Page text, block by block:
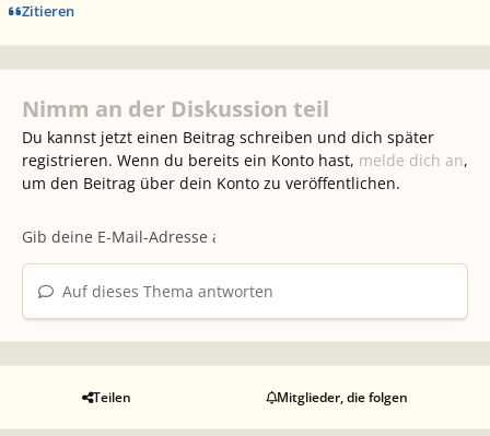
Zitieren
Nimm an der Diskussion teil
Du kannst jetzt einen Beitrag schreiben und dich später
registrieren. Wenn du bereits ein Konto hast, melde dich an,
um den Beitrag über dein Konto zu veröffentlichen.
Auf dieses Thema antworten
Teilen Mitglieder, die folgen